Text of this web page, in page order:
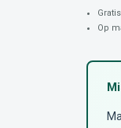
Op